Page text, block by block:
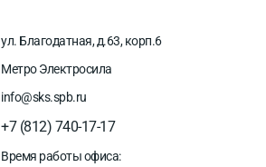
ул. Благодатная, д.63, корп.6
Метро Электросила
info@sks.spb.ru
+7 (812) 740-17-17
Время работы офиса: